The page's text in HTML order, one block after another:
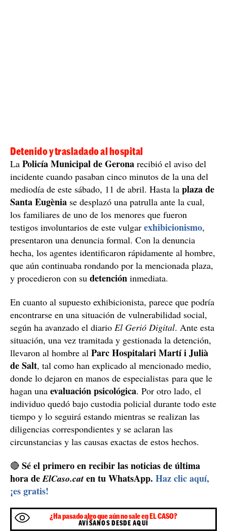
Detenido y trasladado al hospital
La Policía Municipal de Gerona recibió el aviso del
incidente cuando pasaban cinco minutos de la una del
mediodía de este sábado, 11 de abril. Hasta la plaza de
Santa Eugènia se desplazó una patrulla ante la cual,
los familiares de uno de los menores que fueron
testigos involuntarios de este vulgar exhibicionismo,
presentaron una denuncia formal. Con la denuncia
hecha, los agentes identificaron rápidamente al hombre,
que aún continuaba rondando por la mencionada plaza,
y procedieron con su detención inmediata.
En cuanto al supuesto exhibicionista, parece que podría
encontrarse en una situación de vulnerabilidad social,
según ha avanzado el diario El Gerió Digital. Ante esta
situación, una vez tramitada y gestionada la detención,
llevaron al hombre al Parc Hospitalari Martí i Julià
de Salt, tal como han explicado al mencionado medio,
donde lo dejaron en manos de especialistas para que le
hagan una evaluación psicológica. Por otro lado, el
individuo quedó bajo custodia policial durante todo este
tiempo y lo seguirá estando mientras se realizan las
diligencias correspondientes y se aclaran las
circunstancias y las causas exactas de estos hechos.
🔴 Sé el primero en recibir las noticias de última
hora deElCaso.cat en tu WhatsApp. Haz clic aquí,
¡es gratis!
¿Ha pasado algo que aún no sale en EL CASO?
AVÍSANOS DESDE AQUÍ